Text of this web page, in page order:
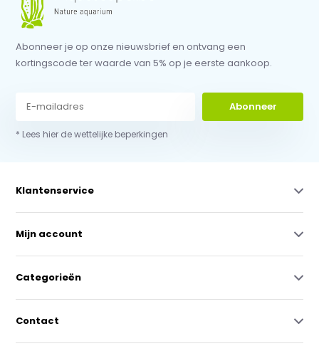
Abonneer je op onze nieuwsbrief en ontvang een
kortingscode ter waarde van 5% op je eerste aankoop.
Abonneer
* Lees hier de wettelijke beperkingen
Klantenservice
Mijn account
Categorieën
Contact